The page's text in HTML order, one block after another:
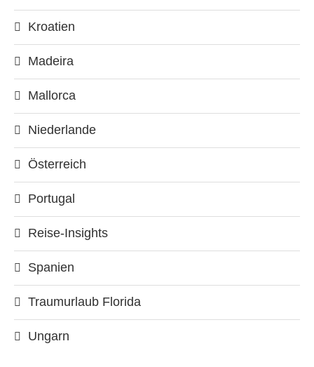
Kroatien
Madeira
Mallorca
Niederlande
Österreich
Portugal
Reise-Insights
Spanien
Traumurlaub Florida
Ungarn